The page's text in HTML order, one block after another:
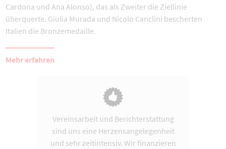
Cardona und Ana Alonso), das als Zweiter die Ziellinie
überquerte. Giulia Murada und Nicolo Canclini bescherten
Italien die Bronzemedaille.
Mehr erfahren
Vereinsarbeit und Berichterstattung
sind uns eine Herzensangelegenheit
und sehr zeitintensiv. Wir finanzieren